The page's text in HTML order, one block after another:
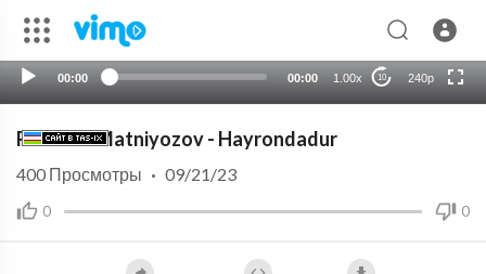
00:00 00:00 1.00x 10 240p
HD
Ravshan Matniyozov - Hayrondadur
0 0
400 Просмотры · 09/21/23